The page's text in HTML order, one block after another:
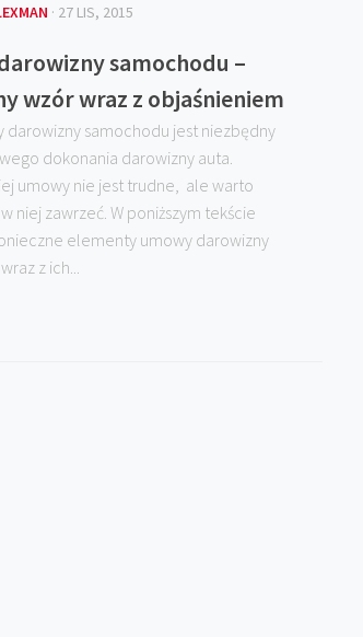
· 27 LIS, 2015
samochodu –
wzór wraz z objaśnieniem
darowizny samochodu jest niezbędny
dokonania darowizny auta.
umowy nie jest trudne, ale warto
niej zawrzeć. W poniższym tekście
elementy umowy darowizny
z ich...